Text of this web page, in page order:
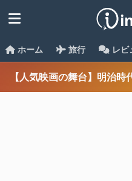
ホーム 旅行 レビ
【人気映画の舞台】明治